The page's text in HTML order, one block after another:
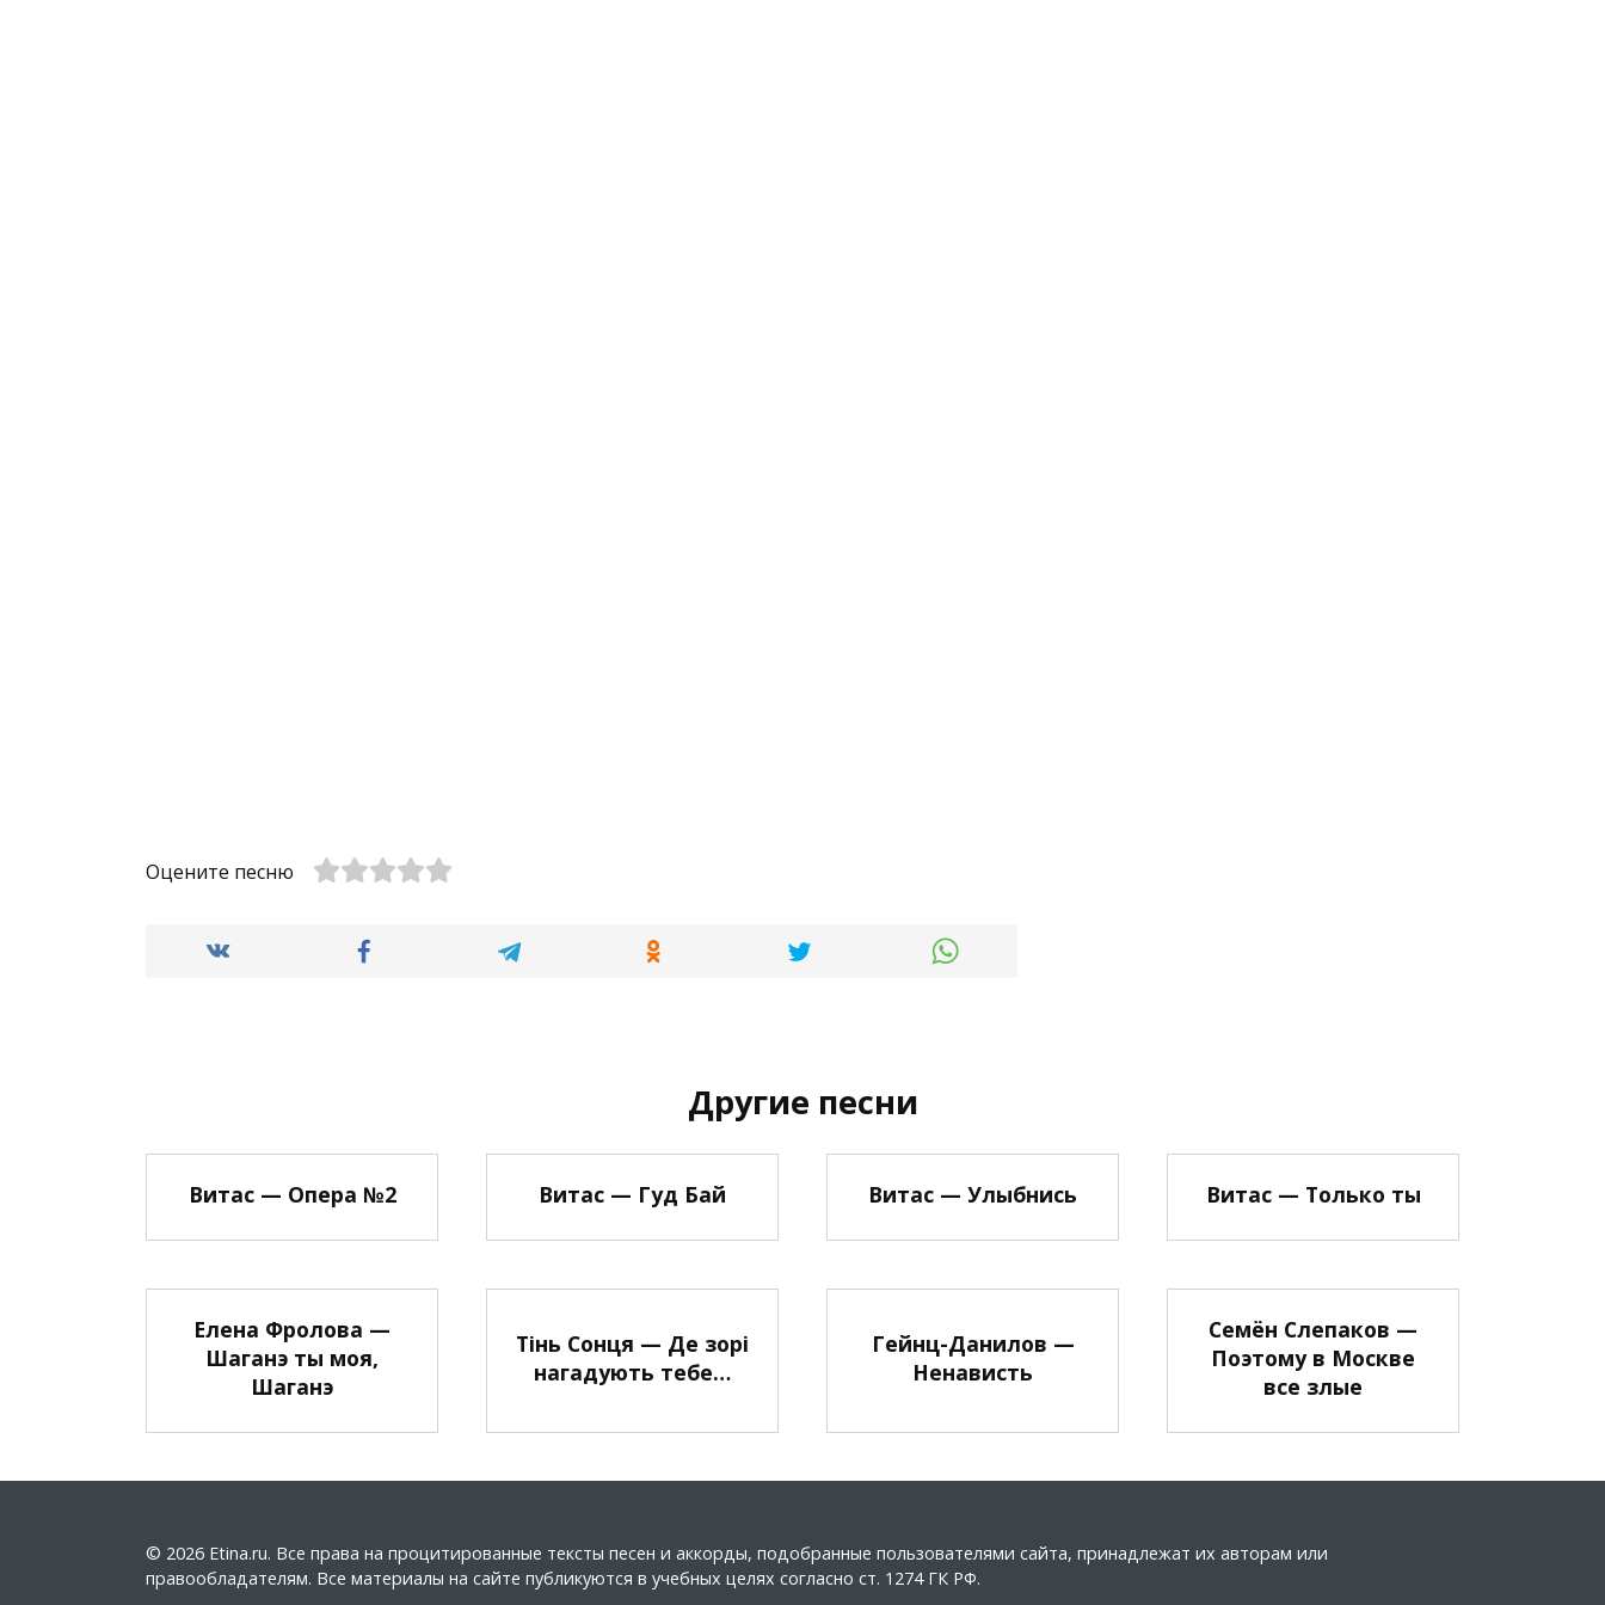
Оцените песню
Другие песни
Витас — Опера №2 Витас — Гуд Бай Витас — Улыбнись Витас — Только ты
Елена Фролова —
Шаганэ ты моя,
Шаганэ
Тінь Сонця — Де зорі
нагадують тебе…
Гейнц-Данилов —
Ненависть
Семён Слепаков —
Поэтому в Москве
все злые
© 2026 Etina.ru. Все права на процитированные тексты песен и аккорды, подобранные пользователями сайта, принадлежат их авторам или
правообладателям. Все материалы на сайте публикуются в учебных целях согласно ст. 1274 ГК РФ.